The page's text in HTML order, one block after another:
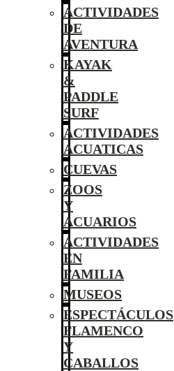
ACTIVIDADES
DE
AVENTURA
KAYAK
&
PADDLE
SURF
ACTIVIDADES
ACUATICAS
CUEVAS
ZOOS
Y
ACUARIOS
ACTIVIDADES
EN
FAMILIA
MUSEOS
ESPECTÁCULOS
FLAMENCO
Y
CABALLOS